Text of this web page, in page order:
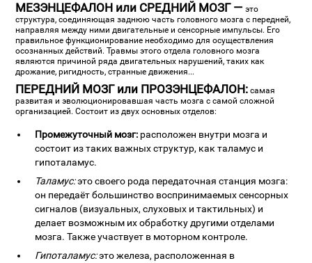
МЕЗЭНЦЕФАЛОН или СРЕДНИЙ МОЗГ —это
структура, соединяющая заднюю часть головного мозга с передней,
направляя между ними двигательные и сенсорные импульсы. Его
правильное функционирование необходимо для осуществления
осознанных действий. Травмы этого отдела головного мозга
являются причиной ряда двигательных нарушений, таких как
дрожание, ригидность, странные движения...
ПЕРЕДНИЙ МОЗГ или ПРОЗЭНЦЕФАЛОН: самая
развитая и эволюционировавшая часть мозга с самой сложной
организацией. Состоит из двух основных отделов:
Промежуточный мозг: расположен внутри мозга и
состоит из таких важных структур, как таламус и
гипоталамус.
Таламус:это своего рода передаточная станция мозга:
он передаёт большинство воспринимаемых сенсорных
сигналов (визуальных, слуховых и тактильных) и
делает возможным их обработку другими отделами
мозга. Также участвует в моторном контроле.
Гипоталамус:это железа, расположенная в